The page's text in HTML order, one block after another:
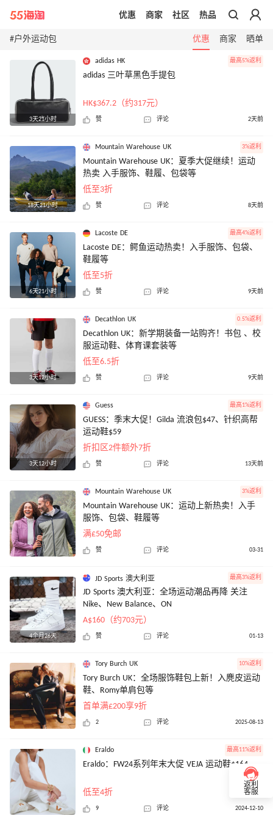
带你去官网买正品
优惠 商家 社区 热品
#户外运动包 优惠 商家 晒单
3天21小时
adidas HK 最高5%返利
adidas 三叶草黑色手提包
HK$367.2（约317元）
赞 评论 2天前
18天21小时
Mountain Warehouse UK 3%返利
Mountain Warehouse UK：夏季大促继续！运动
热卖 入手服饰、鞋履、包袋等
低至3折
赞 评论 8天前
6天21小时
Lacoste DE 最高4%返利
Lacoste DE：鳄鱼运动热卖！入手服饰、包袋、
鞋履等
低至5折
赞 评论 9天前
3天12小时
Decathlon UK 0.5%返利
Decathlon UK：新学期装备一站购齐！书包 、校
服运动鞋、体育课套装等
低至6.5折
赞 评论 9天前
3天12小时
Guess 最高1%返利
GUESS：季末大促！Gilda 流浪包$47、针织高帮
运动鞋$59
折扣区2件额外7折
赞 评论 13天前
Mountain Warehouse UK 3%返利
Mountain Warehouse UK：运动上新热卖！入手
服饰、包袋、鞋履等
满£50免邮
赞 评论 03-31
4个月26天
JD Sports 澳大利亚 最高3%返利
JD Sports 澳大利亚：全场运动潮品再降 关注
Nike、New Balance、ON
A$160（约703元）
赞 评论 01-13
Tory Burch UK 10%返利
Tory Burch UK：全场服饰鞋包上新！入麂皮运动
鞋、Romy单肩包等
首单满£200享9折
2 评论 2025-08-13
Eraldo 最高11%返利
Eraldo：FW24系列年末大促 VEJA 运动鞋$164
低至4折
9 评论 2024-12-10
返利
客服